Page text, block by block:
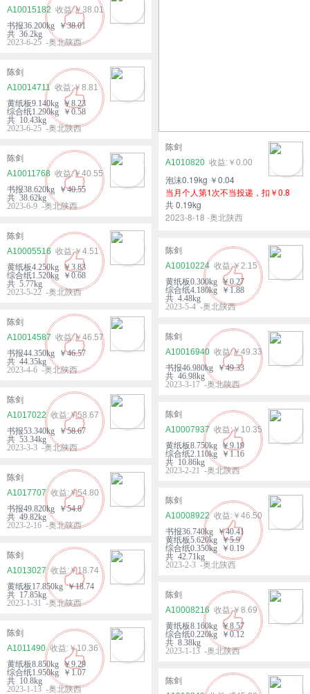
陈剑
A1010820
￥0.00
泡沫0.19kg ￥0.04
当月个人第1次不当投递，扣￥0.8
共 0.19kg
2023-8-18 -奥北陕西
A10015182
￥38.01
书报36.200kg ￥38.01
共 36.2kg
2023-6-25 -奥北陕西
陈剑
A10014711
￥8.81
黄纸板9.140kg ￥8.23
综合纸1.290kg ￥0.58
共 10.43kg
2023-6-25 -奥北陕西
陈剑
A10011768
￥40.55
书报38.620kg ￥40.55
共 38.62kg
2023-6-9 -奥北陕西
陈剑
A10005516
￥4.51
黄纸板4.250kg ￥3.83
综合纸1.520kg ￥0.68
共 5.77kg
2023-5-22 -奥北陕西
陈剑
A10010224
￥2.15
黄纸板0.300kg ￥0.27
综合纸4.180kg ￥1.88
共 4.48kg
2023-5-4 -奥北陕西
陈剑
A10014587
￥46.57
书报44.350kg ￥46.57
共 44.35kg
2023-4-6 -奥北陕西
陈剑
A10016940
￥49.33
书报46.980kg ￥49.33
共 46.98kg
2023-3-17 -奥北陕西
陈剑
A1017022
￥58.67
书报53.340kg ￥58.67
共 53.34kg
2023-3-3 -奥北陕西
陈剑
A10007937
￥10.35
黄纸板8.750kg ￥9.19
综合纸2.110kg ￥1.16
共 10.86kg
2023-2-21 -奥北陕西
陈剑
A1017707
￥54.80
书报49.820kg ￥54.8
共 49.82kg
2023-2-16 -奥北陕西
陈剑
A10008922
￥46.50
书报36.740kg ￥40.41
黄纸板5.620kg ￥5.9
综合纸0.350kg ￥0.19
共 42.71kg
2023-2-3 -奥北陕西
陈剑
A1013027
￥18.74
黄纸板17.850kg ￥18.74
共 17.85kg
2023-1-31 -奥北陕西
陈剑
A10008216
￥8.69
黄纸板8.160kg ￥8.57
综合纸0.220kg ￥0.12
共 8.38kg
2023-1-13 -奥北陕西
陈剑
A1011490
￥10.36
黄纸板8.850kg ￥9.29
综合纸1.950kg ￥1.07
共 10.8kg
2023-1-13 -奥北陕西
陈剑